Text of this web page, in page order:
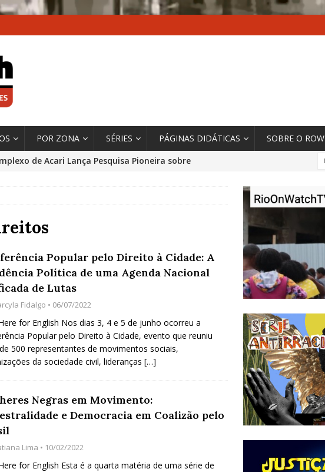
POR ZONA SÉRIES PÁGINAS DIDÁTICAS SOBRE O ROW
de Acari Lança Pesquisa Pioneira sobre
Fogo que Impulsionam a Mudança de que
Autora Coordenadora Principal de Relatório
Cidades
*DESTAQUE
Começou com uma Praça em Ramos [OPINIÃO]
Agroecológico com os Povos das Águas Reúne
e Inauguração da Feira da Praia do Remanso
COBERTURA DE EVENTOS
Nova Via Mobilidade 10 Anos Após Rio2016
Popular pelo Direito à Cidade: A
Política de uma Agenda Nacional
de Lutas
Fidalgo • 06/07/2022
for English Nos dias 3, 4 e 5 de junho ocorreu a
Popular pelo Direito à Cidade, evento que reuniu
500 representantes de movimentos sociais,
da sociedade civil, lideranças […]
Negras em Movimento:
e Democracia em Coalizão pelo
Lima • 10/02/2022
for English Esta é a quarta matéria de uma série de